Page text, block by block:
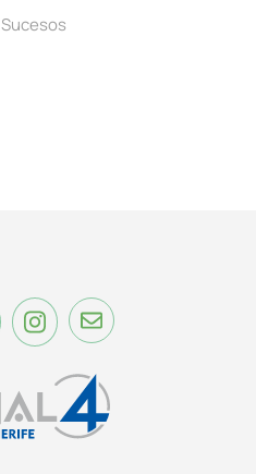
Sucesos